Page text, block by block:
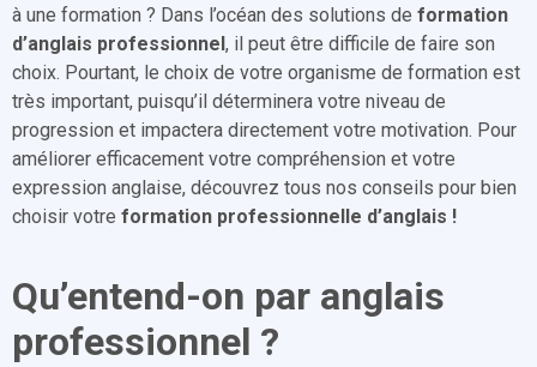
à une formation ? Dans l’océan des solutions de formation
d’anglais professionnel , il peut être difficile de faire son
choix. Pourtant, le choix de votre organisme de formation est
très important, puisqu’il déterminera votre niveau de
progression et impactera directement votre motivation. Pour
améliorer efficacement votre compréhension et votre
expression anglaise, découvrez tous nos conseils pour bien
choisir votre formation professionnelle d’anglais !
Qu’entend-on par anglais
professionnel ?